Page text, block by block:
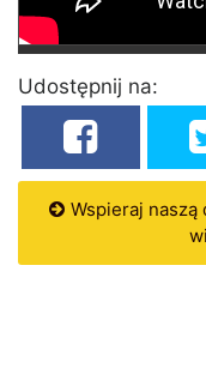
Udostępnij na:
Wspieraj naszą